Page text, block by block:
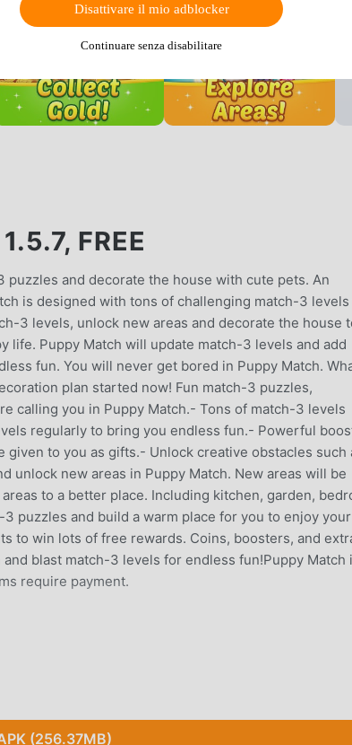
FREE
and decorate the house with cute pets. An
is designed with tons of challenging match-3
3 levels, unlock new areas and decorate the house
life. Puppy Match will update match-3 levels and add
fun. You will never get bored in Puppy Match.
plan started now! Fun match-3 puzzles,
calling you in Puppy Match.- Tons of match-3 levels
regularly to bring you endless fun.- Powerful
to you as gifts.- Unlock creative obstacles such
unlock new areas in Puppy Match. New areas will be
to a better place. Including kitchen, garden,
puzzles and build a warm place for you to enjoy your
to win lots of free rewards. Coins, boosters, and
blast match-3 levels for endless fun!Puppy Match
require payment.
recente, ha guadagnato molti fan in tutto il mondo che
non solo ti fornisce l'ultima versione di Puppy
aiutandoti a salvare l'attività meccanica
(256.37MB)
Disattivare il mio adblocker
Continuare senza disabilitare